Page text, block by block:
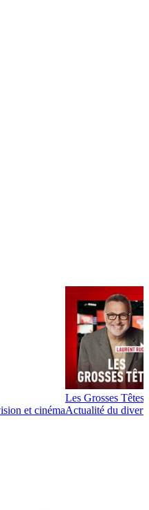
et cinéma
Les Grosses Têtes
Actualité du